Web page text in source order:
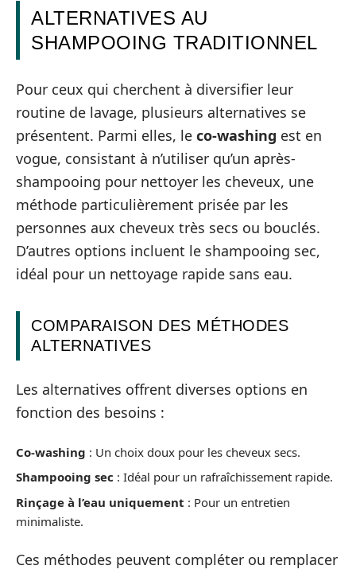
ALTERNATIVES AU
SHAMPOOING TRADITIONNEL
Pour ceux qui cherchent à diversifier leur
routine de lavage, plusieurs alternatives se
présentent. Parmi elles, le co-washing est en
vogue, consistant à n’utiliser qu’un après-
shampooing pour nettoyer les cheveux, une
méthode particulièrement prisée par les
personnes aux cheveux très secs ou bouclés.
D’autres options incluent le shampooing sec,
idéal pour un nettoyage rapide sans eau.
COMPARAISON DES MÉTHODES
ALTERNATIVES
Les alternatives offrent diverses options en
fonction des besoins :
Co-washing : Un choix doux pour les cheveux secs.
Shampooing sec : Idéal pour un rafraîchissement rapide.
Rinçage à l’eau uniquement : Pour un entretien
minimaliste.
Ces méthodes peuvent compléter ou remplacer